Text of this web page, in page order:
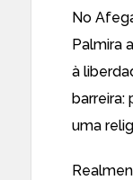
No
Palmira
à
barreira:
uma